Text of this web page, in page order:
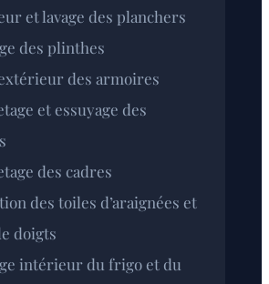
et lavage des planchers
des plinthes
des armoires
et essuyage des
des cadres
des toiles d’araignées et
doigts
intérieur du frigo et du